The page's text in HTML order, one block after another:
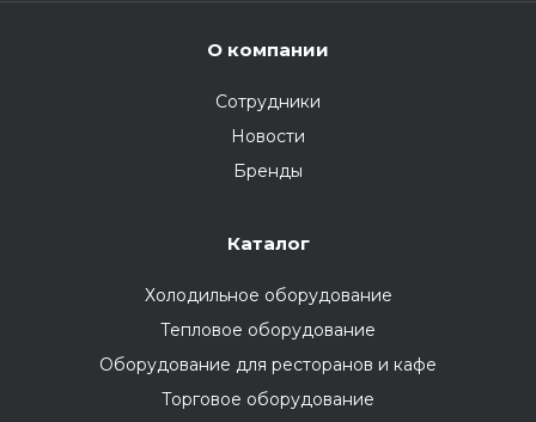
О компании
Сотрудники
Новости
Бренды
Каталог
Холодильное оборудование
Тепловое оборудование
Оборудование для ресторанов и кафе
Торговое оборудование